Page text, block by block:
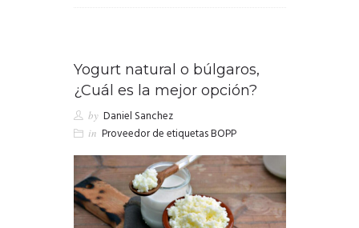
Yogurt natural o búlgaros,
¿Cuál es la mejor opción?
by Daniel Sanchez
in Proveedor de etiquetas BOPP